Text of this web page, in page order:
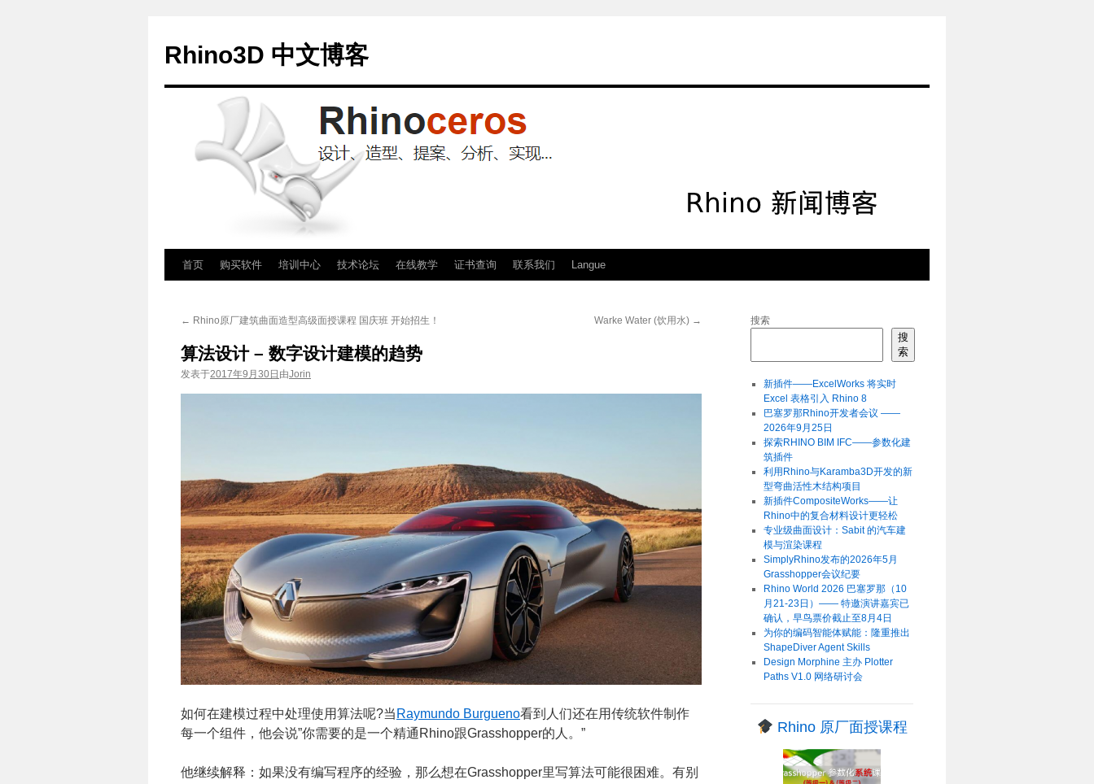
Rhino3D 中文博客
文
首页 购买软件 培训中心 技术论坛 在线教学 证书查询 联系我们 Langue
← Rhino原厂建筑曲面造型高级面授课程 国庆班 开始招生！ Warke Water (饮用水) →
算法设计 – 数字设计建模的趋势
发表于2017年9月30日 由Jorin
如何在建模过程中处理使用算法呢?当 Raymundo Burgueno看到人们还在用传统软件制作
每一个组件，他会说”你需要的是一个精通Rhino跟Grasshopper的人。”
他继续解释：如果没有编写程序的经验，那么想在Grasshopper里写算法可能很困难。有别
搜索
搜
索
新插件——ExcelWorks 将实时
Excel 表格引入 Rhino 8
巴塞罗那Rhino开发者会议 ——
2026年9月25日
探索RHINO BIM IFC——参数化建
筑插件
利用Rhino与Karamba3D开发的新
型弯曲活性木结构项目
新插件CompositeWorks——让
Rhino中的复合材料设计更轻松
专业级曲面设计：Sabit 的汽车建
模与渲染课程
SimplyRhino发布的2026年5月
Grasshopper会议纪要
Rhino World 2026 巴塞罗那（10
月21-23日）—— 特邀演讲嘉宾已
确认，早鸟票价截止至8月4日
为你的编码智能体赋能：隆重推出
ShapeDiver Agent Skills
Design Morphine 主办 Plotter
Paths V1.0 网络研讨会
Rhino 原厂面授课程